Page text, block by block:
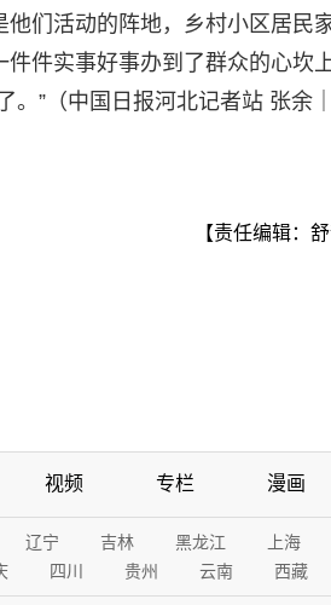
们活动的阵地，乡村小区居民
件实事好事办到了群众的心坎
。”（中国日报河北记者站 张余
【责任编辑：
视频 专栏 漫画
辽宁 吉林 黑龙江
上海
四川 贵州 云南 西藏